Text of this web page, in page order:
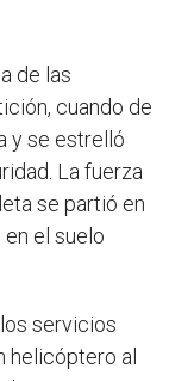
de las
cuando de
y se estrelló
La fuerza
se partió en
el suelo
servicios
helicóptero al